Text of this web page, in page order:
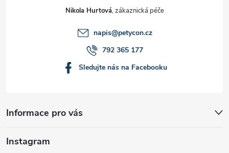
Informace pro vás
Instagram
Nikola Hurtová
napis@petycon.cz
792 365 177
Sledujte nás na Facebooku